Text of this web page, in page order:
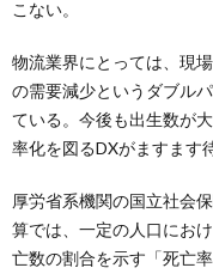
こない。
物流業界にとっては、現
の需要減少というダブル
ている。今後も出生数が
率化を図るDXがますます
厚労省系機関の国立社会
算では、一定の人口にお
亡数の割合を示す「死亡